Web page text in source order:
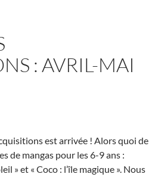
: AVRIL-MAI
est arrivée ! Alors quoi de
de mangas pour les 6-9 ans :
» et « Coco : l’île magique ». Nous